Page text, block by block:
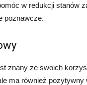
w redukcji stanów
poznawcze.
znany ze swoich
ma również pozytywny